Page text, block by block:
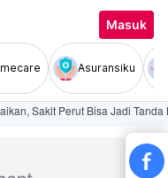
Masuk
Asuransiku
Sakit Perut Bisa Jadi